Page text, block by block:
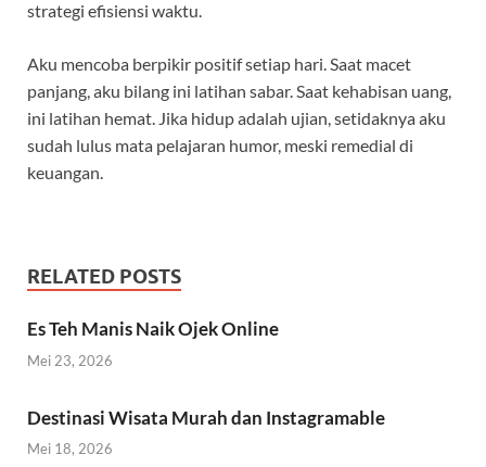
strategi efisiensi waktu.
Aku mencoba berpikir positif setiap hari. Saat macet
panjang, aku bilang ini latihan sabar. Saat kehabisan uang,
ini latihan hemat. Jika hidup adalah ujian, setidaknya aku
sudah lulus mata pelajaran humor, meski remedial di
keuangan.
RELATED POSTS
Es Teh Manis Naik Ojek Online
Mei 23, 2026
Destinasi Wisata Murah dan Instagramable
Mei 18, 2026